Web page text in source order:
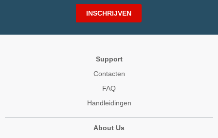
INSCHRIJVEN
Support
Contacten
FAQ
Handleidingen
About Us